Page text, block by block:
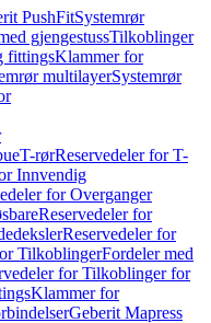
PushFitSystemrør
gjengestussTilkoblinger
fittingsKlammer for
multilayerSystemrør
T-rørReservedeler for T-
Innvendig
for Overganger
Reservedeler for
Reservedeler for
TilkoblingerFordeler med
for Tilkoblinger for
Klammer for
Geberit Mapress